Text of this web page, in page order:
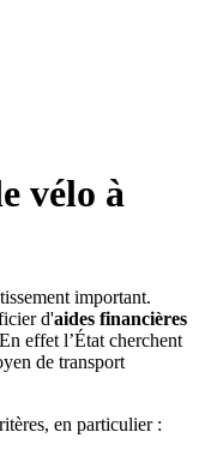
vélo à
important.
d'aides financières
effet l’État cherchent
de transport
en particulier :